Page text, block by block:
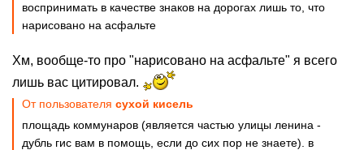
воспринимать в качестве знаков на дорогах лишь то, что
нарисовано на асфальте
Хм, вообще-то про "нарисовано на асфальте" я всего
лишь вас цитировал.
От пользователя сухой кисель
площадь коммунаров (является частью улицы ленина -
дубль гис вам в помощь, если до сих пор не знаете). в